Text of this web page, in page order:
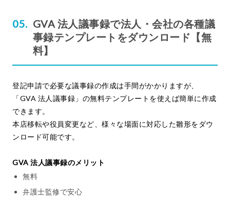
GVA 法人議事録で法人・会社の各種議
事録テンプレートをダウンロード【無
料】
登記申請で必要な議事録の作成は手間がかかりますが、
「GVA 法人議事録」の無料テンプレートを使えば簡単に作成
できます。
本店移転や役員変更など、様々な場面に対応した雛形をダウ
ンロード可能です。
GVA 法人議事録のメリット
無料
弁護士監修で安心